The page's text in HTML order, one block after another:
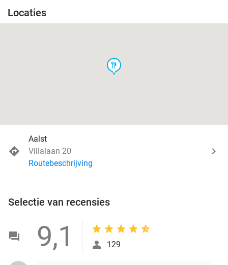
Locaties
food
Aalst
Villalaan 20
Routebeschrijving
Selectie van recensies
9,1 129